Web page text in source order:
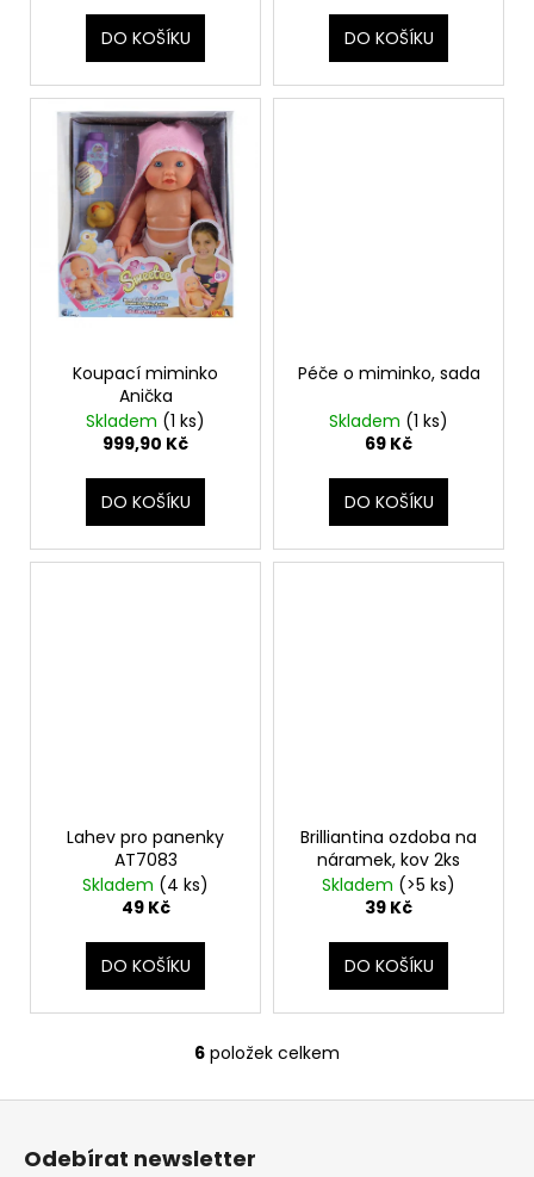
DO KOŠÍKU DO KOŠÍKU
Koupací miminko
Anička
Skladem (1 ks)
999,90 Kč
DO KOŠÍKU
Péče o miminko, sada
Skladem (1 ks)
69 Kč
DO KOŠÍKU
Lahev pro panenky
AT7083
Skladem (4 ks)
49 Kč
DO KOŠÍKU
Brilliantina ozdoba na
náramek, kov 2ks
Skladem (>5 ks)
39 Kč
DO KOŠÍKU
O
v
6 položek celkem
Z
Odebírat newsletter